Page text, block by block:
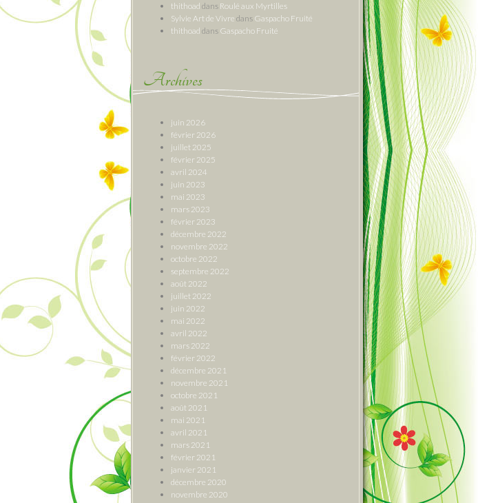
thithoad dans Roulé aux Myrtilles
Sylvie Art de Vivre dans Gaspacho Fruité
thithoad dans Gaspacho Fruité
Archives
juin 2026
février 2026
juillet 2025
février 2025
avril 2024
juin 2023
mai 2023
mars 2023
février 2023
décembre 2022
novembre 2022
octobre 2022
septembre 2022
août 2022
juillet 2022
juin 2022
mai 2022
avril 2022
mars 2022
février 2022
décembre 2021
novembre 2021
octobre 2021
août 2021
mai 2021
avril 2021
mars 2021
février 2021
janvier 2021
décembre 2020
novembre 2020